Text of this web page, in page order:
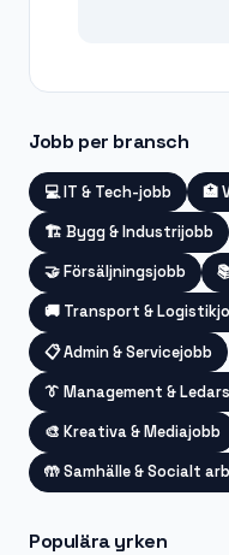
Jobb per bransch
💻IT & Tech-jobb 🏥
🏗️ Bygg & Industrijobb
🤝Försäljningsjobb
🚚 Transport &
📋Admin & Servicejobb
👔 Management &
🎨 Kreativa & Mediajobb
🤲Samhälle & Socialt
Populära yrken